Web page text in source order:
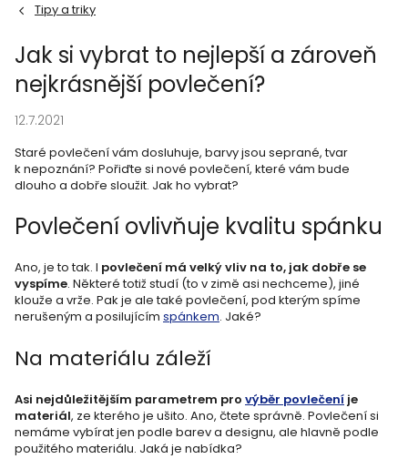
Tipy a triky
Jak si vybrat to nejlepší a zároveň
nejkrásnější povlečení?
12.7.2021
Staré povlečení vám dosluhuje, barvy jsou seprané, tvar
k nepoznání? Pořiďte si nové povlečení, které vám bude
dlouho a dobře sloužit. Jak ho vybrat?
Povlečení ovlivňuje kvalitu spánku
Ano, je to tak. I povlečení má velký vliv na to, jak dobře se
vyspíme. Některé totiž studí (to v zimě asi nechceme), jiné
klouže a vrže. Pak je ale také povlečení, pod kterým spíme
nerušeným a posilujícím spánkem. Jaké?
Na materiálu záleží
Asi nejdůležitějším parametrem pro výběr povlečení je
materiál, ze kterého je ušito. Ano, čtete správně. Povlečení si
nemáme vybírat jen podle barev a designu, ale hlavně podle
použitého materiálu. Jaká je nabídka?